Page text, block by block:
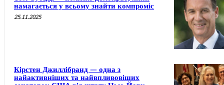
намагається у всьому знайти компроміс
25.11.2025
Кірстен Джиллібранд — одна з
найактивніших та найвпливовіших